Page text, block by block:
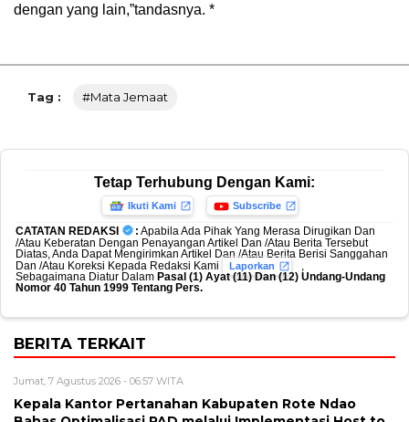
dengan yang lain,”tandasnya. *
Tag : #mata Jemaat
Tetap Terhubung Dengan Kami:
Ikuti Kami Subscribe
CATATAN REDAKSI : Apabila Ada Pihak Yang Merasa Dirugikan Dan
/Atau Keberatan Dengan Penayangan Artikel Dan /Atau Berita Tersebut
Diatas, Anda Dapat Mengirimkan Artikel Dan /Atau Berita Berisi Sanggahan
Dan /Atau Koreksi Kepada Redaksi Kami
Laporkan
,
Sebagaimana Diatur Dalam Pasal (1) Ayat (11) Dan (12) Undang-Undang
Nomor 40 Tahun 1999 Tentang Pers.
BERITA TERKAIT
Jumat, 7 Agustus 2026 - 06:57 WITA
Kepala Kantor Pertanahan Kabupaten Rote Ndao